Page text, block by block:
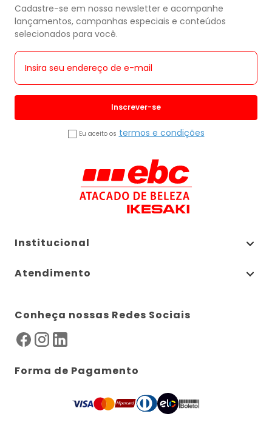
Cadastre-se em nossa newsletter e acompanhe
lançamentos, campanhas especiais e conteúdos
selecionados para você.
Inscrever-se
Eu aceito os termos e condições
Institucional
Atendimento
Conheça nossas Redes Sociais
Forma de Pagamento